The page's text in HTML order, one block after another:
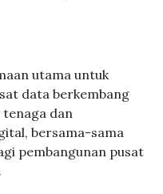
utama untuk
data berkembang
dan
bersama-sama
pembangunan pusat